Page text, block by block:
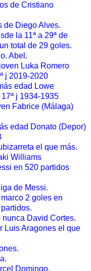
de Cristiano
de Diego Alves.
la 11ª a 29ª de
total de 29 goles.
Abel.
Luka Romero
j 2019-2020
edad Lowe
j 1934-1935
Fabrice (Málaga)
edad Donato (Depor)
el que más.
Williams
en 520 partidos
de Messi.
2 goles en
David Cortes.
Luis Aragones el que
Domingo.